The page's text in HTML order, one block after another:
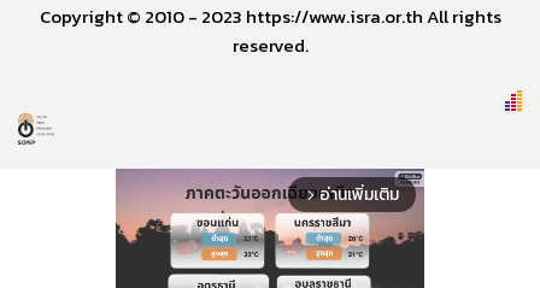
Copyright © 2010 - 2023 https://www.isra.or.th All rights
reserved.
arrow_forward_ios อ่านเพิ่มเติม